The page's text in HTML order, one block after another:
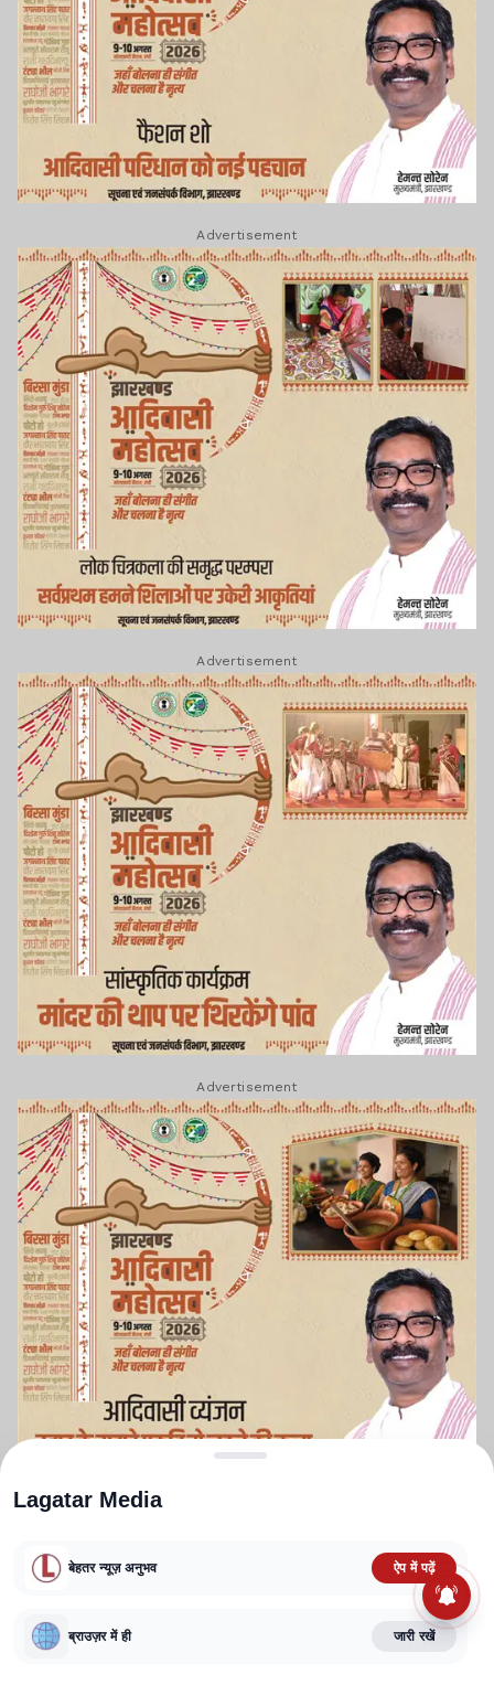
Advertisement
Advertisement
Advertisement
TERMS AND CONDITIONS
CORRECTIONS POLICY
FACT CHECKING POLICY
Lagatar Media Pvt. Ltd.
Lagatar Media
बेहतर न्यूज़ अनुभव ऐप में पढ़ें
ब्राउज़र में ही जारी रखें